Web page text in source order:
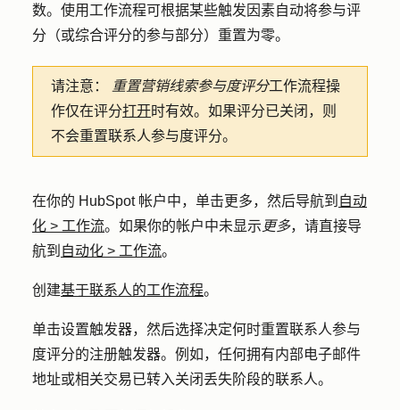
数。使用工作流程可根据某些触发因素自动将参与评
分（或综合评分的参与部分）重置为零。
请注意： 重置营销线索参与度评分工作流程操
作仅在评分打开时有效。如果评分已关闭，则
不会重置联系人参与度评分。
在你的 HubSpot 帐户中，单击更多，然后导航到 自动
化 > 工作流。如果你的帐户中未显示更多，请直接导
航到 自动化 > 工作流。
创建基于联系人的工作流程。
单击设置触发器，然后选择决定何时重置联系人参与
度评分的注册触发器。例如，任何拥有内部电子邮件
地址或相关交易已转入关闭丢失阶段的联系人。